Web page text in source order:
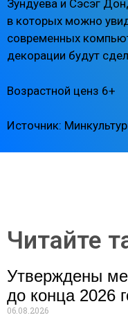
Зундуева и Сэсэг
в которых можно
современных
декорации будут
Возрастной ценз 6+
Источник:
Читайте
Утверждены
до конца 2026
06.08.2026